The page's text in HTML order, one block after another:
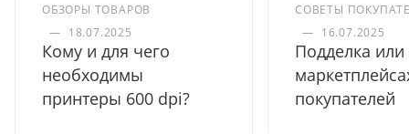
ОБЗОРЫ ТОВАРОВ
— 18.07.2025
Кому и для чего
необходимы
принтеры 600 dpi?
СОВЕТЫ
— 16.07.2025
Подделка или
покупателей